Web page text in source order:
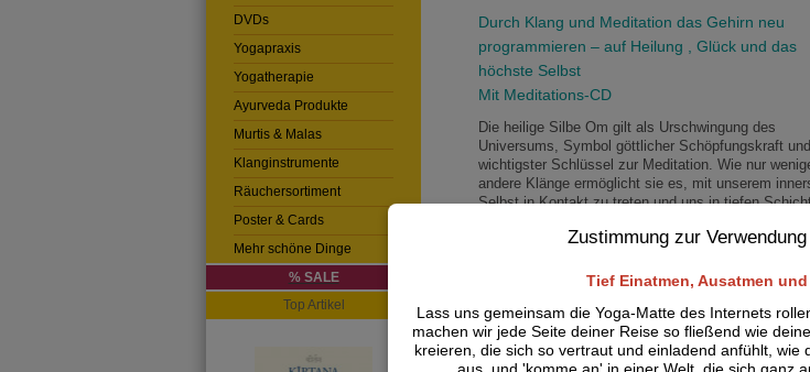
Durch Klang und Meditation das Gehirn neu
programmieren – auf Heilung , Glück und das
höchste Selbst
Mit Meditations-CD
Die heilige Silbe Om gilt als Urschwingung des
Universums, Symbol göttlicher Schöpfungskraft und
wichtigster Schlüssel zur Meditation. Wie nur
andere Klänge ermöglicht sie es, mit unserem
Selbst in Kontakt zu treten und uns in tiefen
renommierte spirituelle Lehrer und Ayurvedaarzt Dr.
Harmonisierung von Körper, Geist und Seele
Heiltechniken aus dem alten Indien, die für die
Bedürfnisse des 21. Jahrhunderts neu aufbereitet
wurden: Mantras, Om- und Feuer-Meditationen,
DVDs
Yogapraxis
Yogatherapie
Ayurveda Produkte
Murtis & Malas
Klanginstrumente
Räuchersortiment
Poster & Cards
Mehr schöne Dinge
% SALE
Top Artikel
Zustimmung zur
Tief Einatmen, Ausatmen
Lass uns gemeinsam die Yoga-Matte des Internets
machen wir jede Seite deiner Reise so fließend wie
kreieren, die sich so vertraut und einladend anfühlt, wie